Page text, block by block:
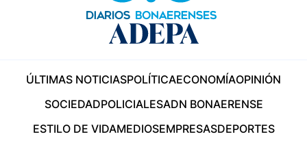
ÚLTIMAS NOTICIASPOLÍTICAECONOMÍAOPINIÓN
SOCIEDADPOLICIALESADN BONAERENSE
ESTILO DE VIDAMEDIOSEMPRESASDEPORTES